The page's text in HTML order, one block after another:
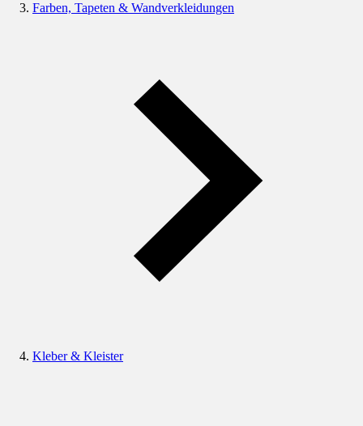
Farben, Tapeten & Wandverkleidungen
Kleber & Kleister